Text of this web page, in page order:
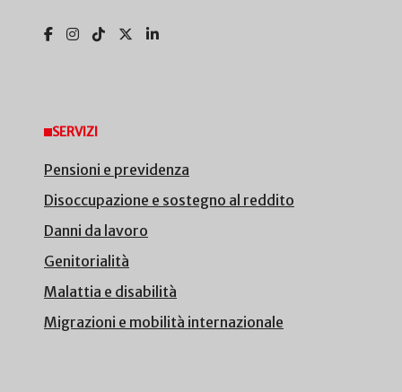
SERVIZI
Pensioni e previdenza
Disoccupazione e sostegno al reddito
Danni da lavoro
Genitorialità
Malattia e disabilità
Migrazioni e mobilità internazionale